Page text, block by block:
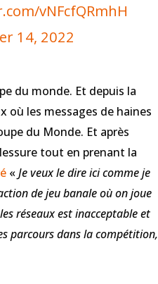
vNFcfQRmhH
14, 2022
du monde. Et depuis la
où les messages de haines
du Monde. Et après
tout en prenant la
«Je veux le dire ici comme je
de jeu banale où on joue
réseaux est inacceptable et
parcours dans la compétition,